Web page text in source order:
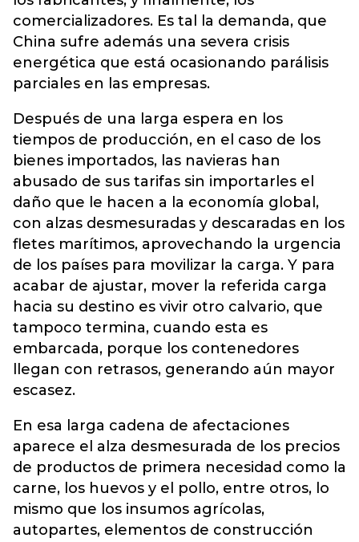
comercializadores. Es tal la demanda, que
China sufre además una severa crisis
energética que está ocasionando parálisis
parciales en las empresas.
Después de una larga espera en los
tiempos de producción, en el caso de los
bienes importados, las navieras han
abusado de sus tarifas sin importarles el
daño que le hacen a la economía global,
con alzas desmesuradas y descaradas en los
fletes marítimos, aprovechando la urgencia
de los países para movilizar la carga. Y para
acabar de ajustar, mover la referida carga
hacia su destino es vivir otro calvario, que
tampoco termina, cuando esta es
embarcada, porque los contenedores
llegan con retrasos, generando aún mayor
escasez.
En esa larga cadena de afectaciones
aparece el alza desmesurada de los precios
de productos de primera necesidad como la
carne, los huevos y el pollo, entre otros, lo
mismo que los insumos agrícolas,
autopartes, elementos de construcción